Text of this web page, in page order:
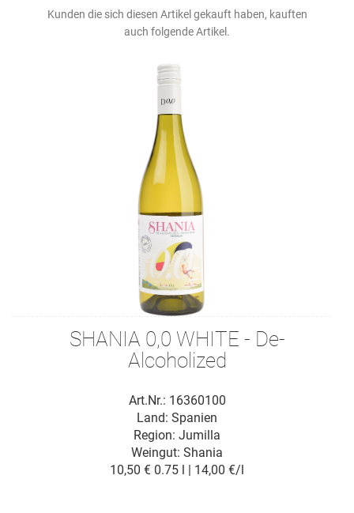
Kunden die sich diesen Artikel gekauft haben, kauften
auch folgende Artikel.
SHANIA 0,0 WHITE - De-
Alcoholized
Art.Nr.: 16360100
Region: Jumilla
Land: Spanien
Weingut:Shania
10,50 € 0.75 l | 14,00 €/l